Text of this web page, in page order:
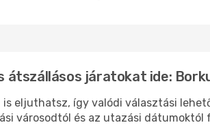
átszállásos járatokat ide:
eljuthatsz, így valódi választási
városodtól és az utazási